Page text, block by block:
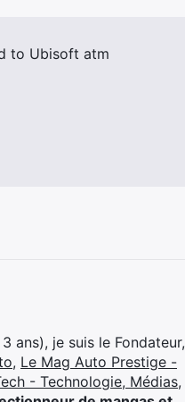
to Ubisoft atm
ans), je suis le Fondateur,
, Le Mag Auto Prestige -
- Technologie, Médias,